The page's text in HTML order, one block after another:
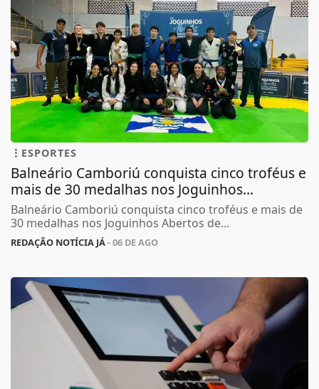
ESPORTES
Balneário Camboriú conquista cinco troféus e
mais de 30 medalhas nos Joguinhos...
Balneário Camboriú conquista cinco troféus e mais de
30 medalhas nos Joguinhos Abertos de...
REDAÇÃO NOTÍCIA JÁ- 06 DE AGO